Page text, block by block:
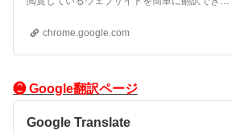
chrome.google.com
❷ Google翻訳ページ
Google Translate